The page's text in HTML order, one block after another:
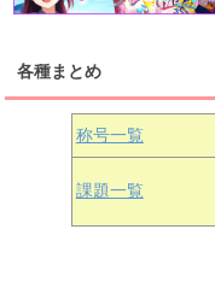
津島善子
中須かすみ
各種まとめ
称号一覧
課題一覧